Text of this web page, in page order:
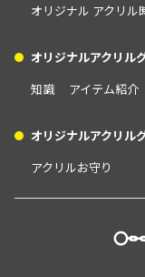
オリジナル アクリル
オリジナルアクリル
知識
アイテム紹介
オリジナルアクリル
アクリルお守り